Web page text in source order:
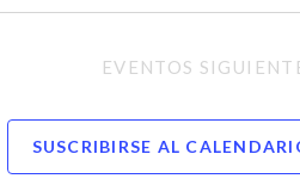
EVENTOS
SUSCRIBIRSE AL